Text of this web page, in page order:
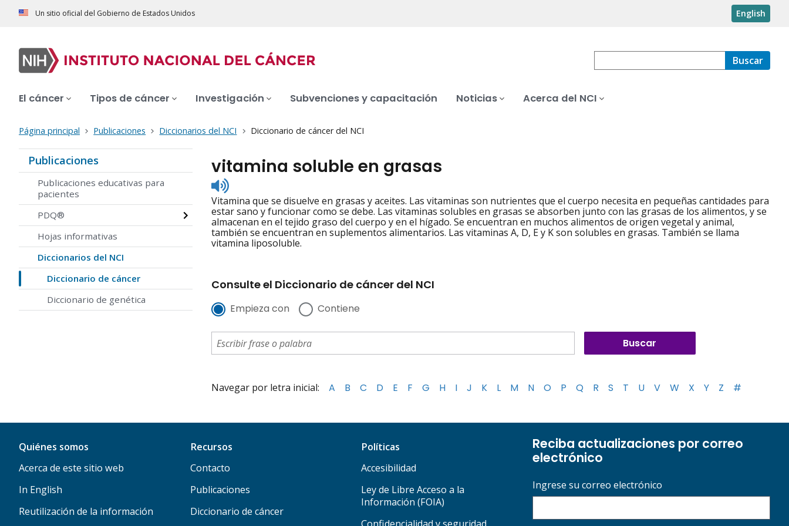
Un sitio oficial del Gobierno de Estados Unidos English
Buscar
El cáncer Tipos de cáncer Investigación Subvenciones y capacitación Noticias Acerca del NCI
Página principal Publicaciones Diccionarios del NCI Diccionario de cáncer del NCI
Publicaciones
Publicaciones educativas para
pacientes
PDQ®
Hojas informativas
Diccionarios del NCI
Diccionario de cáncer
Diccionario de genética
vitamina soluble en grasas
Listen
to
pronunciation
Vitamina que se disuelve en grasas y aceites. Las vitaminas son nutrientes que el cuerpo necesita en pequeñas cantidades para
estar sano y funcionar como se debe. Las vitaminas solubles en grasas se absorben junto con las grasas de los alimentos, y se
almacenan en el tejido graso del cuerpo y en el hígado. Se encuentran en muchos alimentos de origen vegetal y animal,
también se encuentran en suplementos alimentarios. Las vitaminas A, D, E y K son solubles en grasas. También se llama
vitamina liposoluble.
Consulte el Diccionario de cáncer del NCI
Empieza con Contiene
Navegar por letra inicial: A B C D E F G H I J K L M N O P Q R S T U V W X Y Z #
Quiénes somos
Acerca de este sitio web
In English
Reutilización de la información
Recursos
Contacto
Publicaciones
Diccionario de cáncer
Políticas
Accesibilidad
Ley de Libre Acceso a la
Información (FOIA)
Reciba actualizaciones por correo
electrónico
Ingrese su correo electrónico